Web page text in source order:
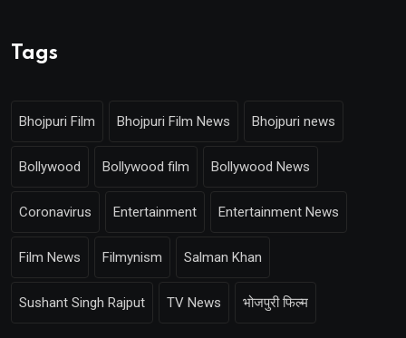
Tags
Bhojpuri Film Bhojpuri Film News Bhojpuri news
Bollywood Bollywood film Bollywood News
Coronavirus Entertainment Entertainment News
Film News Filmynism Salman Khan
Sushant Singh Rajput TV News भोजपुरी फिल्म